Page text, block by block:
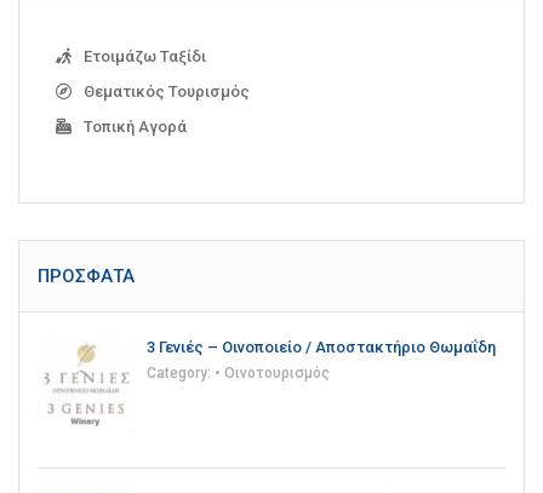
Ετοιμάζω Ταξίδι
Θεματικός Τουρισμός
Τοπική Αγορά
ΠΡΌΣΦΑΤΑ
3 Γενιές – Οινοποιείο / Αποστακτήριο Θωμαΐδη
Category: • Οινοτουρισμός